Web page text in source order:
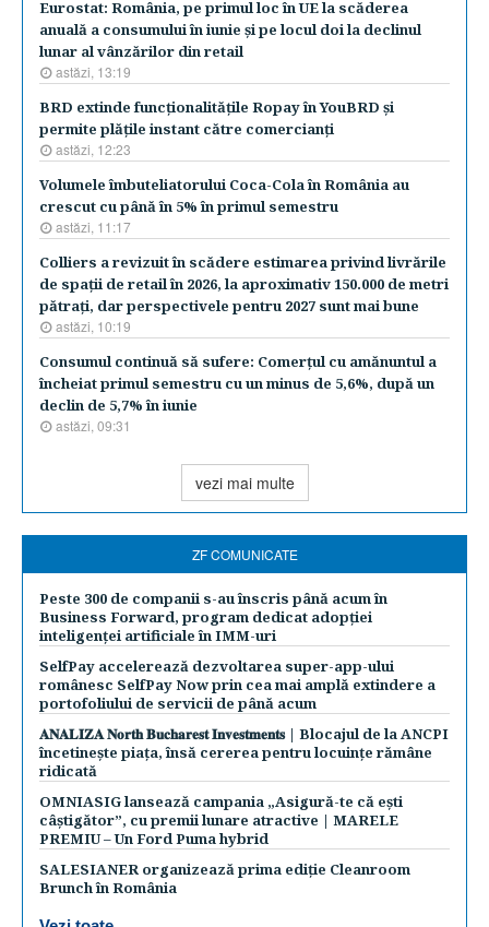
Eurostat: România, pe primul loc în UE la scăderea
anuală a consumului în iunie şi pe locul doi la declinul
lunar al vânzărilor din retail
astăzi, 13:19
BRD extinde funcţionalităţile Ropay în YouBRD şi
permite plăţile instant către comercianţi
astăzi, 12:23
Volumele îmbuteliatorului Coca-Cola în România au
crescut cu până în 5% în primul semestru
astăzi, 11:17
Colliers a revizuit în scădere estimarea privind livrările
de spaţii de retail în 2026, la aproximativ 150.000 de metri
pătraţi, dar perspectivele pentru 2027 sunt mai bune
astăzi, 10:19
Consumul continuă să sufere: Comerţul cu amănuntul a
încheiat primul semestru cu un minus de 5,6%, după un
declin de 5,7% în iunie
astăzi, 09:31
vezi mai multe
ZF COMUNICATE
Peste 300 de companii s-au înscris până acum în
Business Forward, program dedicat adopției
inteligenței artificiale în IMM-uri
SelfPay accelerează dezvoltarea super-app-ului
românesc SelfPay Now prin cea mai amplă extindere a
portofoliului de servicii de până acum
𝐀𝐍𝐀𝐋𝐈𝐙𝐀 𝐍𝐨𝐫𝐭𝐡 𝐁𝐮𝐜𝐡𝐚𝐫𝐞𝐬𝐭 𝐈𝐧𝐯𝐞𝐬𝐭𝐦𝐞𝐧𝐭𝐬 | Blocajul de la ANCPI
încetinește piața, însă cererea pentru locuințe rămâne
ridicată
OMNIASIG lansează campania „Asigură-te că ești
câștigător”, cu premii lunare atractive | MARELE
PREMIU – Un Ford Puma hybrid
SALESIANER organizează prima ediție Cleanroom
Brunch în România